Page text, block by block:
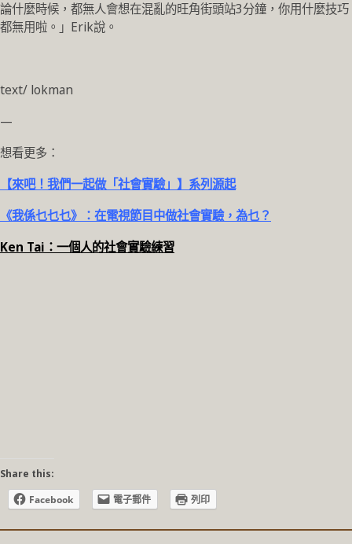
論什麼時候，都無人會想在混亂的旺角街頭站3分鐘，你用什麼技巧
都無用啦。」Erik說。
text/ lokman
—
想看更多：
【來吧！我們一起做「社會實驗」】系列源起
《我係乜乜乜》：在電視節目中做社會實驗，為乜？
Ken Tai：一個人的社會實驗練習
Share this:
Facebook
電子郵件 列印